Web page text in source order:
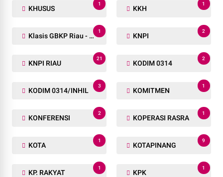
KHUSUS
1
KKH
1
Klasis GBKP Riau - Sumbar.
1
KNPI
2
KNPI RIAU
21
KODIM 0314
2
KODIM 0314/INHIL
3
KOMITMEN
1
KONFERENSI
2
KOPERASI RASRA
1
KOTA
1
KOTAPINANG
9
KP. RAKYAT
1
KPK
1